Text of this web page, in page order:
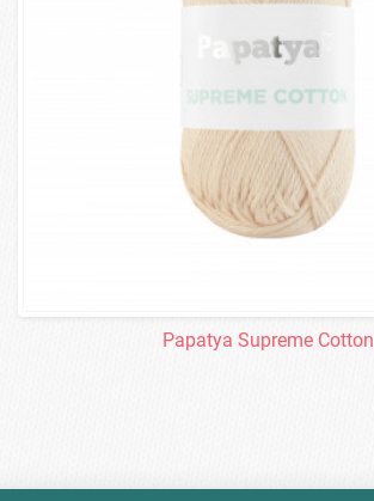
Papatya Supreme Cotton